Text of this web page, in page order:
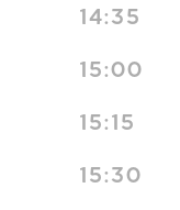
14:35
15:00
15:15
15:30